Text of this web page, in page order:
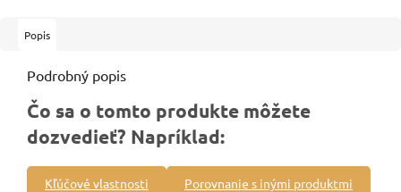
Popis
Podrobný popis
Čo sa o tomto produkte môžete
dozvedieť? Napríklad:
Kľúčové vlastnosti Porovnanie s inými produktmi